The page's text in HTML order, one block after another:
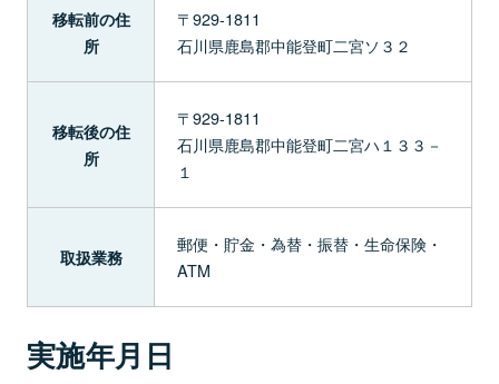
移転前の住
所
〒929-1811
石川県鹿島郡中能登町二宮ソ３２
移転後の住
所
〒929-1811
石川県鹿島郡中能登町二宮ハ１３３－
１
取扱業務
郵便・貯金・為替・振替・生命保険・
ATM
実施年月日